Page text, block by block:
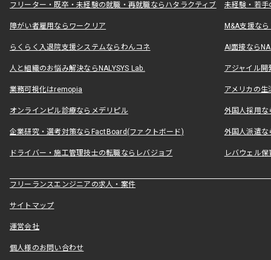
フリーター・既卒・未経験の就職・再就職ならハタラクティブ 未経験・若手
障がい者雇用ならワークリア M&A支援な
らくらく入退院支援システムならわんコネ AI面接なら
人と組織のお悩み解決ならNALYSYS Lab. アジャイル
業務可視化はremopia アメリカの
オンラインピル診療ならメデリピル 外国人採用
企業研究・選考対策ならFactBoard(ファクトボード) 外国人派遣な
ドライバー・施工管理技士の転職ならレバジョブ レバウェル
フリーランスエンジニアの求人・案件
サイトマップ
運営会社
個人様のお問い合わせ